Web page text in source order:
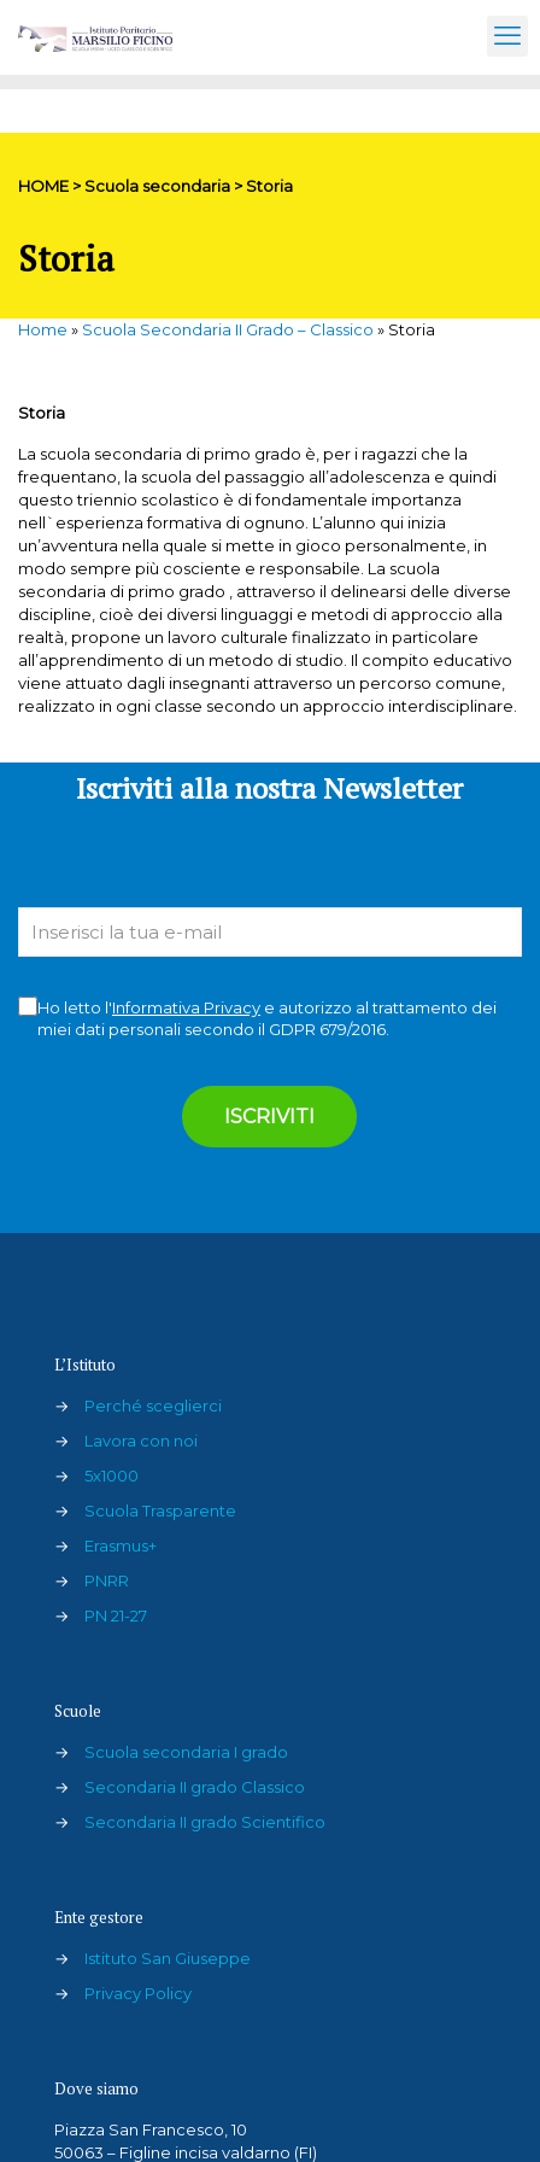
HOME > Scuola secondaria > Storia
Storia
Home » Scuola Secondaria II Grado – Classico » Storia
Storia
La scuola secondaria di primo grado è, per i ragazzi che la
frequentano, la scuola del passaggio all’adolescenza e quindi
questo triennio scolastico è di fondamentale importanza
nell`esperienza formativa di ognuno. L’alunno qui inizia
un’avventura nella quale si mette in gioco personalmente, in
modo sempre più cosciente e responsabile. La scuola
secondaria di primo grado , attraverso il delinearsi delle diverse
discipline, cioè dei diversi linguaggi e metodi di approccio alla
realtà, propone un lavoro culturale finalizzato in particolare
all’apprendimento di un metodo di studio. Il compito educativo
viene attuato dagli insegnanti attraverso un percorso comune,
realizzato in ogni classe secondo un approccio interdisciplinare.
Iscriviti alla nostra Newsletter
Ho letto l'Informativa Privacye autorizzo al trattamento dei
miei dati personali secondo il GDPR 679/2016.
L’Istituto
→
Perché sceglierci
→
Lavora con noi
→
5x1000
→
Scuola Trasparente
→
Erasmus+
→
PNRR
→
PN 21-27
Scuole
→
Scuola secondaria I grado
→
Secondaria II grado Classico
→
Secondaria II grado Scientifico
Ente gestore
→
Istituto San Giuseppe
→
Privacy Policy
Dove siamo
Piazza San Francesco, 10
50063 – Figline incisa valdarno (FI)